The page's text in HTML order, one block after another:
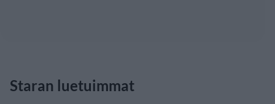
Staran luetuimmat